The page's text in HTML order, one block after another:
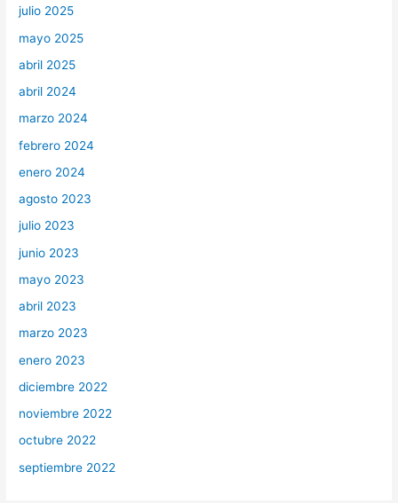
julio 2025
mayo 2025
abril 2025
abril 2024
marzo 2024
febrero 2024
enero 2024
agosto 2023
julio 2023
junio 2023
mayo 2023
abril 2023
marzo 2023
enero 2023
diciembre 2022
noviembre 2022
octubre 2022
septiembre 2022